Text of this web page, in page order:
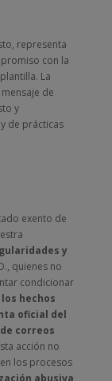
representa
con la
La
de
y
de prácticas
exento de
y
quienes no
condicionar
los hechos
oficial del
correos
acción no
los procesos
abusiva